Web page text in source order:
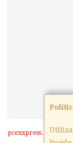
pcexxpress.es © 2026